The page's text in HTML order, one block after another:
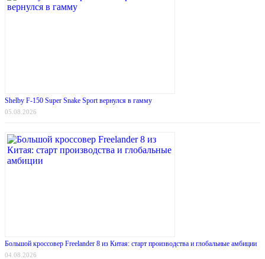
Shelby F-150 Super Snake Sport вернулся в гамму
05.08.2026
Большой кроссовер Freelander 8 из Китая: старт производства и глобальные амбиции
04.08.2026